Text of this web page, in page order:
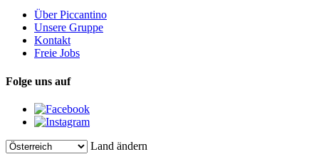
Über Piccantino
Unsere Gruppe
Kontakt
Freie Jobs
Folge uns auf
Land ändern